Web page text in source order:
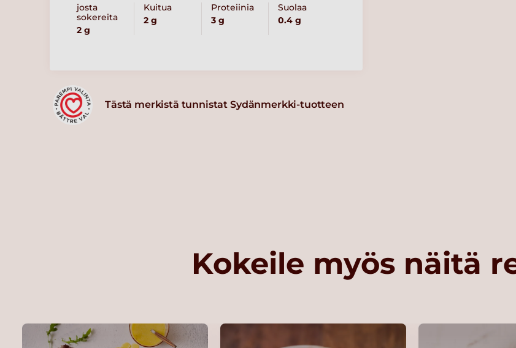
josta
sokereita
2 g
Kuitua
2 g
Proteiinia
3 g
Suolaa
0.4 g
Tästä merkistä tunnistat Sydänmerkki-tuotteen
Kokeile myös näitä